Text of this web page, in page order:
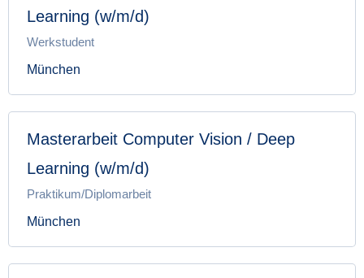
Learning (w/m/d)
Werkstudent
München
Masterarbeit Computer Vision / Deep
Learning (w/m/d)
Praktikum/Diplomarbeit
München